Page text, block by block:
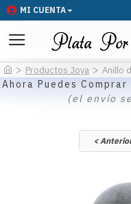
MI CUENTA
Productos Joya Anillo
Ahora Puedes
(el envío
<